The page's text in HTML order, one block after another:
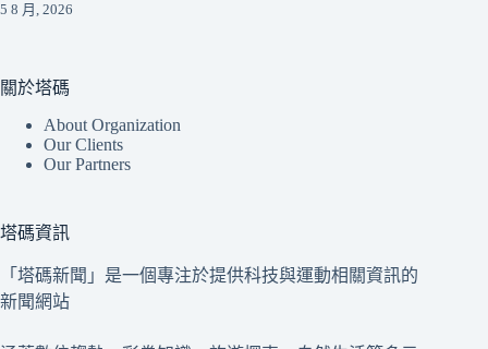
5 8 月, 2026
關於塔碼
About Organization
Our Clients
Our Partners
塔碼資訊
「塔碼新聞」是一個專注於提供科技與運動相關資訊的
新聞網站